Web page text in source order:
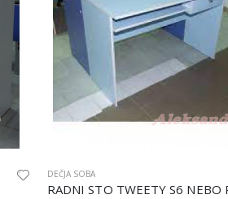
DEČJA SOBA
RADNI STO TWEETY S6 NEBO